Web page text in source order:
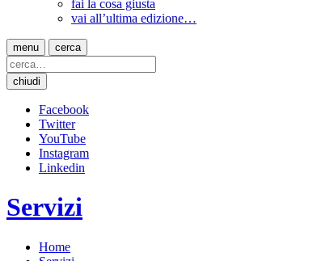
fai la cosa giusta
vai all’ultima edizione…
menu cerca
chiudi
Facebook
Twitter
YouTube
Instagram
Linkedin
Servizi
Home